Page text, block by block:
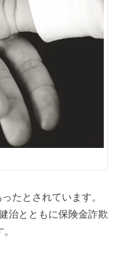
たとされています。
治とともに保険金詐欺